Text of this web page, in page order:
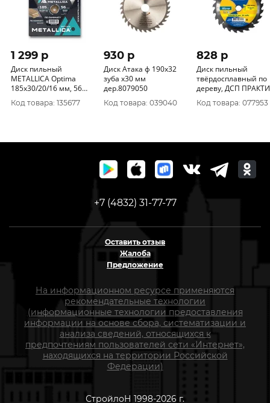
1 299 p
Диск пильный
METALLICA Optima
185x30/20/16 мм, 56
зубов, Т=2, 2 мм по
ламинату, 903155
Код товара: 135677
930 p
Диск Атака ф 190х32
зуба х30 мм
дер.8079050
Код товара: 039040
828 p
Диск пильный
твёрдосплавный по
дереву, ДСП ПРАКТИКА
190 х 20\16 мм, 24 зуба
032-256
Код товара: 077953
+7 (4832) 31-77-77
Оставить отзыв
Жалоба
Предложение
На информационном ресурсе применяются
рекомендательные технологии
(информационные технологии предоставления
информации на основе сбора, систематизации и
анализа сведений, относящихся к
предпочтениям пользователей сети «Интернет»,
находящихся на территории Российской
Федерации)
СтройлоН 1998-2026 г.